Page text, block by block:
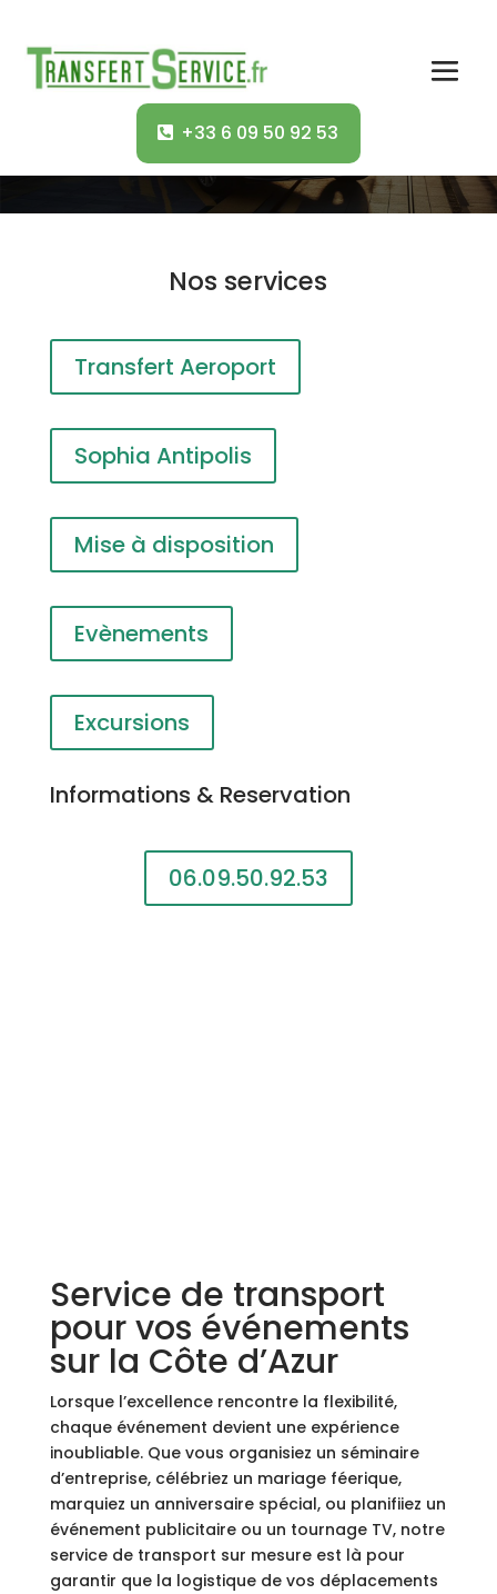
+33 6 09 50 92 53
Evenements
Evenements
Nos services
Transfert Aeroport
Sophia Antipolis
Mise à disposition
Evènements
Excursions
Informations & Reservation
06.09.50.92.53
Service de transport
pour vos événements
sur la Côte d’Azur
Lorsque l’excellence rencontre la flexibilité,
chaque événement devient une expérience
inoubliable. Que vous organisiez un séminaire
d’entreprise, célébriez un mariage féerique,
marquiez un anniversaire spécial, ou planifiiez un
événement publicitaire ou un tournage TV, notre
service de transport sur mesure est là pour
garantir que la logistique de vos déplacements